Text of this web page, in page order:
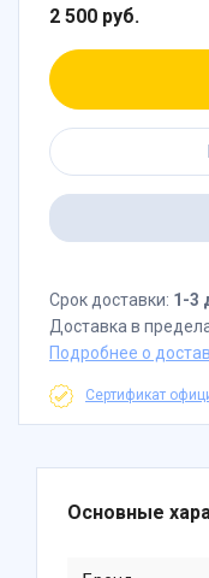
2 500 руб.
Срок доставки: 1-3
Доставка в
Подробнее о
Сертификат
Основные